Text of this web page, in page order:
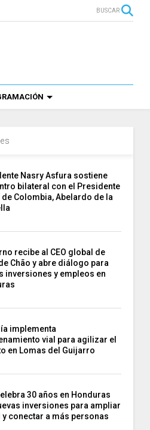
BUSCAR
Nasry Asfura sostiene
bilateral con el Presidente
de Colombia, Abelardo de la
recibe al CEO global de
Chão y abre diálogo para
inversiones y empleos en
implementa
vial para agilizar el
en Lomas del Guijarro
30 años en Honduras
inversiones para ampliar
y conectar a más personas